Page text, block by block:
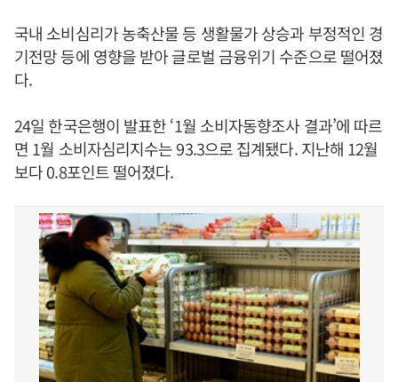
국내 소비심리가 농축산물 등 생활물가 상승과 부정적인 경
기전망 등에 영향을 받아 글로벌 금융위기 수준으로 떨어졌
다.
24일 한국은행이 발표한 ‘1월 소비자동향조사 결과’에 따르
면 1월 소비자심리지수는 93.3으로 집계됐다. 지난해 12월
보다 0.8포인트 떨어졌다.